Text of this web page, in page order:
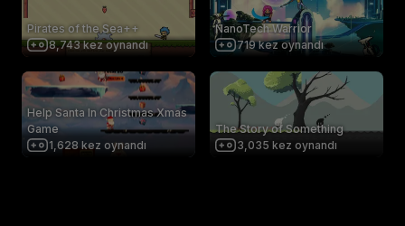
Pirates of the Sea++
8,743 kez oynandı
NanoTech Warrior
719 kez oynandı
Help Santa In Christmas Xmas
Game
1,628 kez oynandı
The Story of Something
3,035 kez oynandı